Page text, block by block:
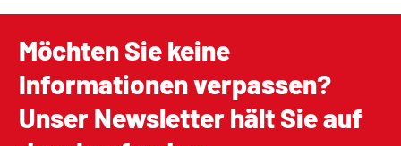
Möchten Sie keine
Informationen verpassen?
Unser Newsletter hält Sie auf